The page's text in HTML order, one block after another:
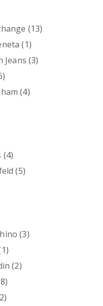
(13)
(1)
Jeans (3)
(4)
(4)
(5)
(3)
(2)